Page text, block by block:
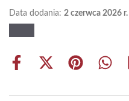
Data dodania: 2 czerwca 2026 r.
Share
Share
(Twitter)
Share Share